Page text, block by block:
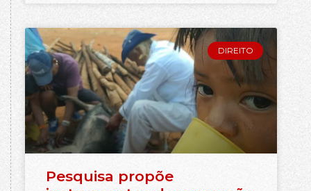
DIREITO
Pesquisa propõe